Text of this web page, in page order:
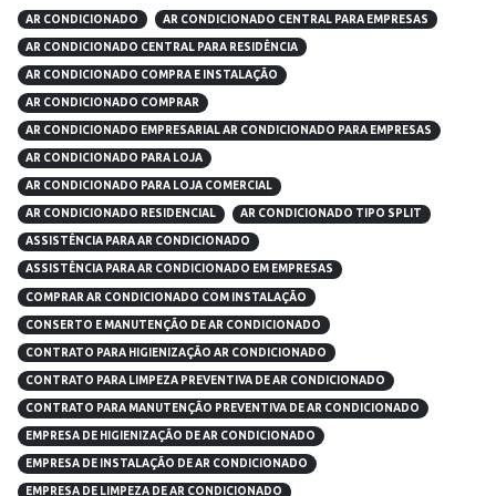
AR CONDICIONADO AR CONDICIONADO CENTRAL PARA EMPRESAS
AR CONDICIONADO CENTRAL PARA RESIDÊNCIA
AR CONDICIONADO COMPRA E INSTALAÇÃO
AR CONDICIONADO COMPRAR
AR CONDICIONADO EMPRESARIAL AR CONDICIONADO PARA EMPRESAS
AR CONDICIONADO PARA LOJA
AR CONDICIONADO PARA LOJA COMERCIAL
AR CONDICIONADO RESIDENCIAL AR CONDICIONADO TIPO SPLIT
ASSISTÊNCIA PARA AR CONDICIONADO
ASSISTÊNCIA PARA AR CONDICIONADO EM EMPRESAS
COMPRAR AR CONDICIONADO COM INSTALAÇÃO
CONSERTO E MANUTENÇÃO DE AR CONDICIONADO
CONTRATO PARA HIGIENIZAÇÃO AR CONDICIONADO
CONTRATO PARA LIMPEZA PREVENTIVA DE AR CONDICIONADO
CONTRATO PARA MANUTENÇÃO PREVENTIVA DE AR CONDICIONADO
EMPRESA DE HIGIENIZAÇÃO DE AR CONDICIONADO
EMPRESA DE INSTALAÇÃO DE AR CONDICIONADO
EMPRESA DE LIMPEZA DE AR CONDICIONADO